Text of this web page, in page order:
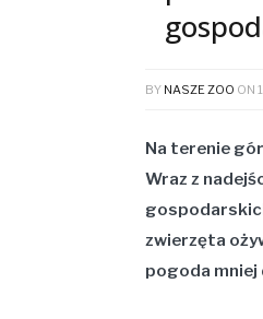
BY NASZE ZOO ON
Na terenie
Wraz z
zwierzęta
pogoda mniej